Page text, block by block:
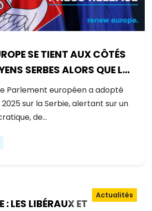
SE TIENT AUX CÔTÉS
SERBES ALORS QUE LE
RECULE SUR LES
Parlement européen a adopté
sur la Serbie, alertant sur un
de…
: LES LIBÉRAUX ET
Actualités